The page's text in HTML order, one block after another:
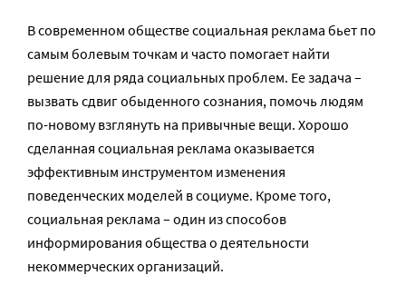
В современном обществе социальная реклама бьет по
самым болевым точкам и часто помогает найти
решение для ряда социальных проблем. Ее задача –
вызвать сдвиг обыденного сознания, помочь людям
по-новому взглянуть на привычные вещи. Хорошо
сделанная социальная реклама оказывается
эффективным инструментом изменения
поведенческих моделей в социуме. Кроме того,
социальная реклама – один из способов
информирования общества о деятельности
некоммерческих организаций.